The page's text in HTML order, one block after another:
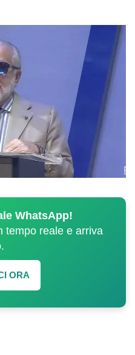
WhatsApp!
tempo reale e arriva
ORA